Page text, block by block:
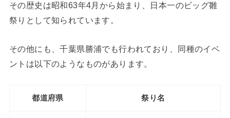
その歴史は昭和63年4月から始まり、日本一のビッグ雛
祭りとして知られています。
その他にも、千葉県勝浦でも行われており、同種のイベ
ントは以下のようなものがあります。
都道府県 祭り名